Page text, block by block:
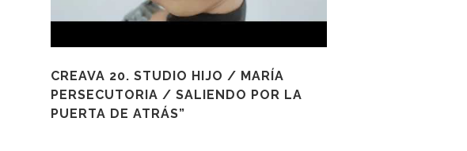
CREAVA 20. STUDIO HIJO / MARÍA
PERSECUTORIA / SALIENDO POR LA
PUERTA DE ATRÁS”